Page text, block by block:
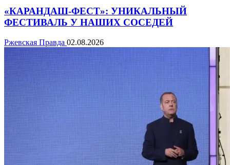
«КАРАНДАШ-ФЕСТ»: УНИКАЛЬНЫЙ
ФЕСТИВАЛЬ У НАШИХ СОСЕДЕЙ
Ржевская Правда 02.08.2026